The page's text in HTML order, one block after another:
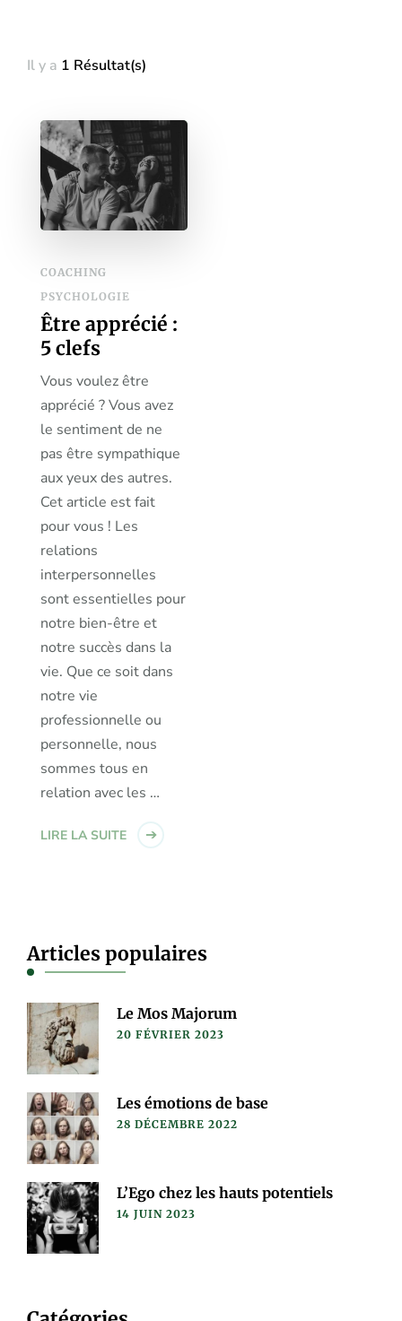
Il y a 1 Résultat(s)
COACHING
PSYCHOLOGIE
Être apprécié :
5 clefs
Vous voulez être
apprécié ? Vous avez
le sentiment de ne
pas être sympathique
aux yeux des autres.
Cet article est fait
pour vous ! Les
relations
interpersonnelles
sont essentielles pour
notre bien-être et
notre succès dans la
vie. Que ce soit dans
notre vie
professionnelle ou
personnelle, nous
sommes tous en
relation avec les …
LIRE LA SUITE
Articles populaires
Le Mos Majorum
20 FÉVRIER 2023
Les émotions de base
28 DÉCEMBRE 2022
L’Ego chez les hauts potentiels
14 JUIN 2023